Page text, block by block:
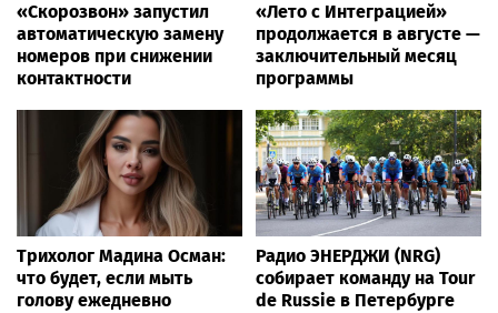
«Скорозвон» запустил
автоматическую замену
номеров при снижении
контактности
«Лето с Интеграцией»
продолжается в августе —
заключительный месяц
программы
Трихолог Мадина Осман:
что будет, если мыть
голову ежедневно
Радио ЭНЕРДЖИ (NRG)
собирает команду на Tour
de Russie в Петербурге